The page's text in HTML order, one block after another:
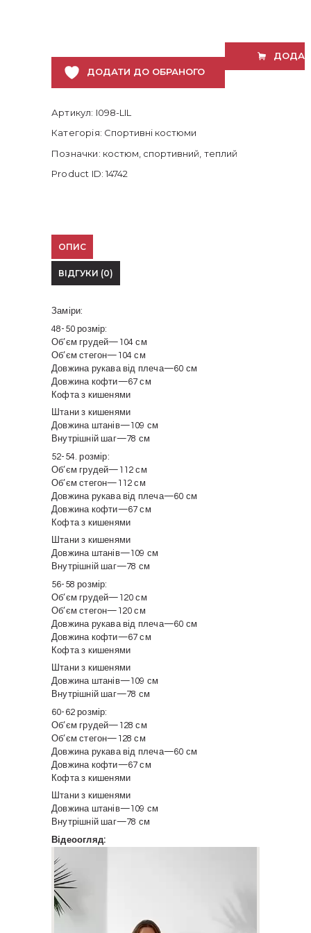
ДОДАТИ ДО ОБРАНОГО
Артикул: I098-LIL
Категорія: Спортивні костюми
Позначки: костюм спортивний теплий
Product ID:14742
ОПИС
ВІДГУКИ (0)
Заміри:
48-50 розмір:
Обʼєм грудей—104 см
Обʼєм стегон—104 см
Довжина рукава від плеча—60 см
Довжина кофти—67 см
Кофта з кишенями
Штани з кишенями
Довжина штанів—109 см
Внутрішній шаг—78 см
52-54. розмір:
Обʼєм грудей—112 см
Обʼєм стегон—112 см
Довжина рукава від плеча—60 см
Довжина кофти—67 см
Кофта з кишенями
Штани з кишенями
Довжина штанів—109 см
Внутрішній шаг—78 см
56-58 розмір:
Обʼєм грудей—120 см
Обʼєм стегон—120 см
Довжина рукава від плеча—60 см
Довжина кофти—67 см
Кофта з кишенями
Штани з кишенями
Довжина штанів—109 см
Внутрішній шаг—78 см
60-62 розмір:
Обʼєм грудей—128 см
Обʼєм стегон—128 см
Довжина рукава від плеча—60 см
Довжина кофти—67 см
Кофта з кишенями
Штани з кишенями
Довжина штанів—109 см
Внутрішній шаг—78 см
Відеоогляд: